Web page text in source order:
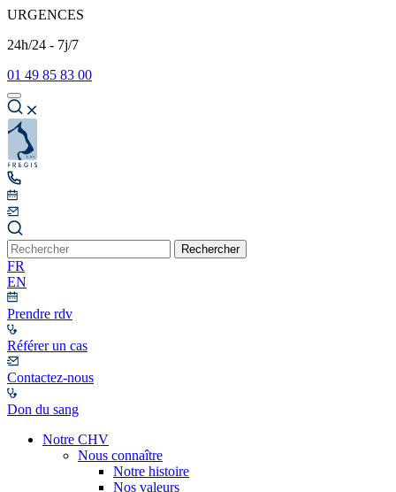
URGENCES
24h/24 - 7j/7
01 49 85 83 00
Rechercher
FR
EN
Prendre rdv
Référer un cas
Contactez-nous
Don du sang
Notre CHV
Nous connaître
Notre histoire
Nos valeurs